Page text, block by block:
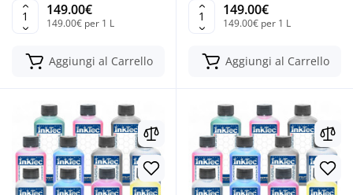
149.00€
149.00€ per 1 L
Aggiungi al Carrello
149.00€
149.00€ per 1 L
Aggiungi al Carrello